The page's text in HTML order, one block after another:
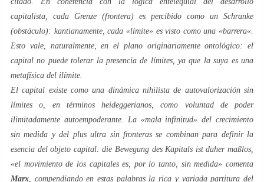
capitalista, cada Grenze (frontera) es percibido como un Schranke
(obstáculo): kantianamente, cada «límite» es visto como una «barrera«.
Esto vale, naturalmente, en el plano originariamente ontológico: el
capital no puede tolerar la presencia de límites, ya que la suya es una
metafísica del ilímite
El capital existe como una dinámica nihilista de autovalorización sin
límites o, en términos heideggerianos , como voluntad de poder
ilimitadamente autoempoderante. La «mala infinitud» del crecimiento
sin medida y del plus ultra sin fronteras se combinan para definir la
esencia del objeto capital:die Bewegung des Kapitals ist daher maßlos
«el movimiento de los capitales es, por lo tanto, sin medida» comenta
Marx , compendiando en estas palabras la rica y variada partitura del